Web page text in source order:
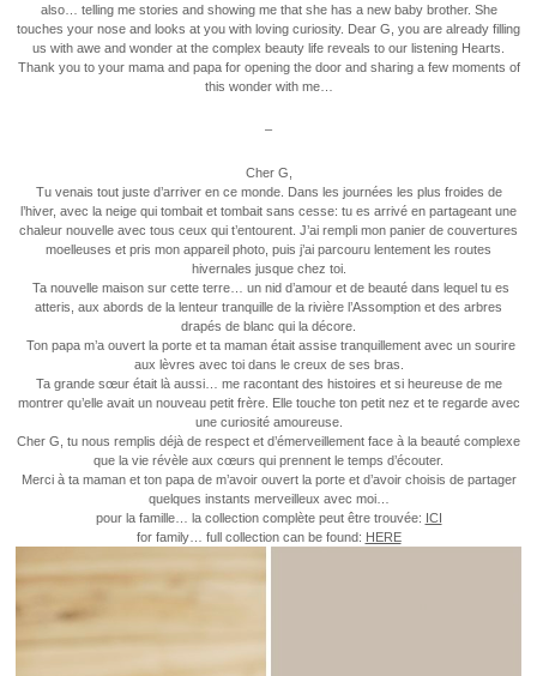
also… telling me stories and showing me that she has a new baby brother. She
touches your nose and looks at you with loving curiosity. Dear G, you are already filling
us with awe and wonder at the complex beauty life reveals to our listening Hearts.
Thank you to your mama and papa for opening the door and sharing a few moments of
this wonder with me…
–
Cher G,
Tu venais tout juste d’arriver en ce monde. Dans les journées les plus froides de
l’hiver, avec la neige qui tombait et tombait sans cesse: tu es arrivé en partageant une
chaleur nouvelle avec tous ceux qui t’entourent. J’ai rempli mon panier de couvertures
moelleuses et pris mon appareil photo, puis j’ai parcouru lentement les routes
hivernales jusque chez toi.
Ta nouvelle maison sur cette terre… un nid d’amour et de beauté dans lequel tu es
atteris, aux abords de la lenteur tranquille de la rivière l’Assomption et des arbres
drapés de blanc qui la décore.
Ton papa m’a ouvert la porte et ta maman était assise tranquillement avec un sourire
aux lèvres avec toi dans le creux de ses bras.
Ta grande sœur était là aussi… me racontant des histoires et si heureuse de me
montrer qu’elle avait un nouveau petit frère. Elle touche ton petit nez et te regarde avec
une curiosité amoureuse.
Cher G, tu nous remplis déjà de respect et d’émerveillement face à la beauté complexe
que la vie révèle aux cœurs qui prennent le temps d’écouter.
Merci à ta maman et ton papa de m’avoir ouvert la porte et d’avoir choisis de partager
quelques instants merveilleux avec moi…
pour la famille… la collection complète peut être trouvée: ICI
for family… full collection can be found: HERE